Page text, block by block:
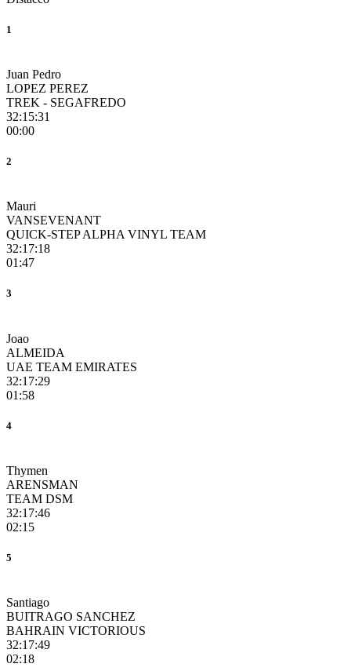
1
Juan Pedro
LOPEZ PEREZ
TREK - SEGAFREDO
32:15:31
00:00
2
Mauri
VANSEVENANT
QUICK-STEP ALPHA VINYL TEAM
32:17:18
01:47
3
Joao
ALMEIDA
UAE TEAM EMIRATES
32:17:29
01:58
4
Thymen
ARENSMAN
TEAM DSM
32:17:46
02:15
5
Santiago
BUITRAGO SANCHEZ
BAHRAIN VICTORIOUS
32:17:49
02:18